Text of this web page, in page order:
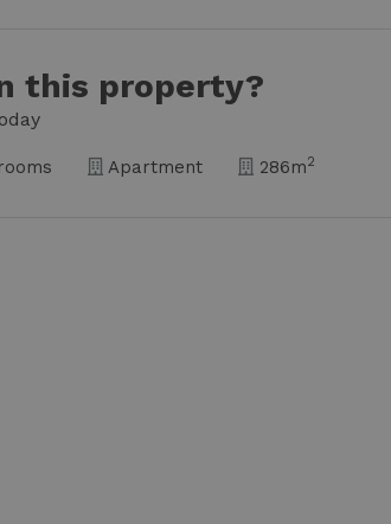
this property?
Apartment 286m2